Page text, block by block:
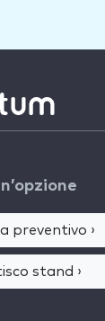
preventivo ›
stand ›